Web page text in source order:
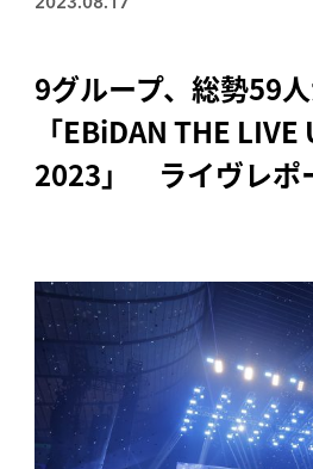
9グループ、総勢59
「EBiDAN THE
2023」 ライヴレポ